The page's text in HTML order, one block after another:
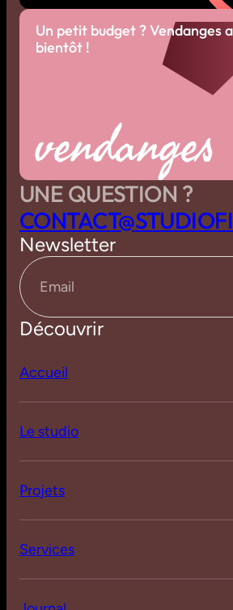
Un petit budget ? Vendanges
bientôt !
vendanges
UNE QUESTION ?
CONTACT@STUDIOFI
Newsletter
Email
Découvrir
Accueil
Le studio
Projets
Services